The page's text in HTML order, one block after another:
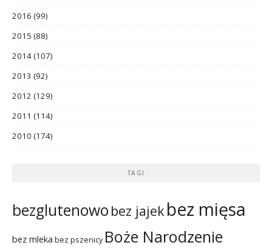
2016 (99)
2015 (88)
2014(107)
2013 (92)
2012 (129)
2011 (114)
2010 (174)
TAGI
bezglutenowo bez jajekbez mięsa
bez mleka bez pszenicy Boże Narodzenie